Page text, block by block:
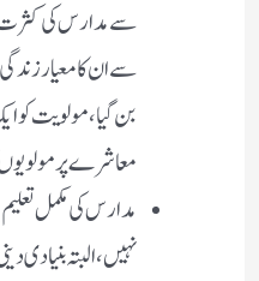
سے مدارس کی کثرت
سے ان کا معیار
بن گیا، مولویت کو
معاشرے پر مولویوں
مدارس کی مکمل
نہیں، البتہ بنیادی